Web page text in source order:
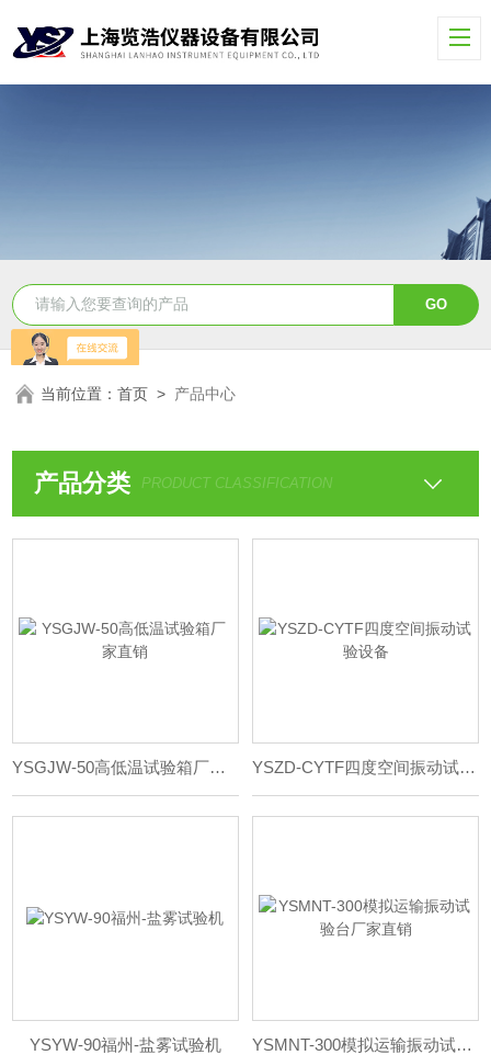
当前位置：首页 > 产品中心
产品分类 PRODUCT CLASSIFICATION
YSGJW-50高低温试验箱厂家直销 YSZD-CYTF四度空间振动试验设备
YSYW-90福州-盐雾试验机 YSMNT-300模拟运输振动试验台厂家直销